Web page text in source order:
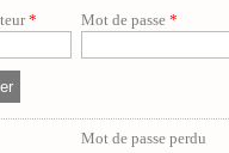
* Mot de passe *
Mot de passe perdu